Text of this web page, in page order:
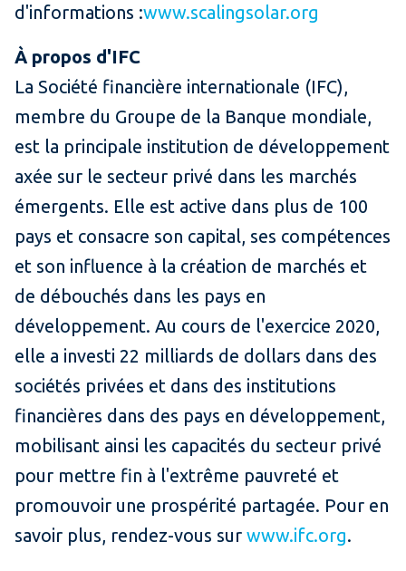
d'informations :www.scalingsolar.org
À propos d'IFC
La Société financière internationale (IFC),
membre du Groupe de la Banque mondiale,
est la principale institution de développement
axée sur le secteur privé dans les marchés
émergents. Elle est active dans plus de 100
pays et consacre son capital, ses compétences
et son influence à la création de marchés et
de débouchés dans les pays en
développement. Au cours de l'exercice 2020,
elle a investi 22 milliards de dollars dans des
sociétés privées et dans des institutions
financières dans des pays en développement,
mobilisant ainsi les capacités du secteur privé
pour mettre fin à l'extrême pauvreté et
promouvoir une prospérité partagée. Pour en
savoir plus, rendez-vous sur www.ifc.org.